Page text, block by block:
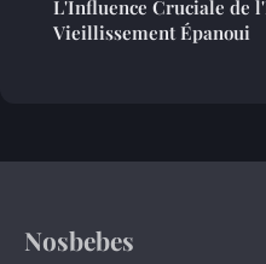
L'Influence Cruciale de
Vieillissement Épanoui
Nosbebes